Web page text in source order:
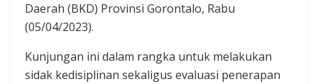
Daerah (BKD) Provinsi Gorontalo, Rabu
(05/04/2023).
Kunjungan ini dalam rangka untuk melakukan
sidak kedisiplinan sekaligus evaluasi penerapan